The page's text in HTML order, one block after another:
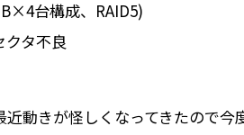
台構成、RAID5)
タ不良
動きが怪しくなってきたので今